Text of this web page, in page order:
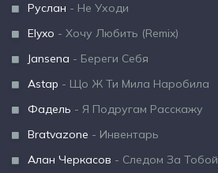
Руслан - Не Уходи
Elyxo - Хочу Любить (Remix)
Jansena - Береги Себя
Astap - Що Ж Ти Мила Наробила
Фадель - Я Подругам Расскажу
Bratvazone - Инвентарь
Алан Черкасов - Следом За Тобой